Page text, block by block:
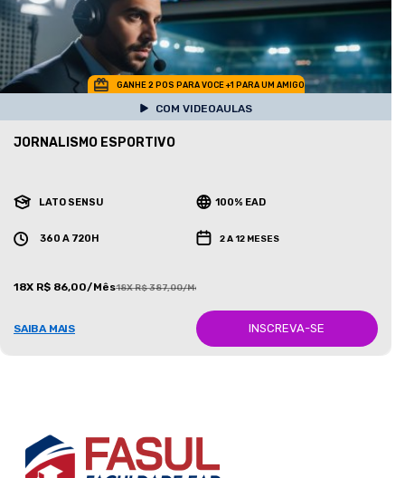
GANHE 2 POS PARA VOCE +1 PARA UM AMIGO
COM VIDEOAULAS
JORNALISMO ESPORTIVO
LATO SENSU 100% EAD
360 A 720H 2 A 12 MESES
18X R$ 86,00/Mês18X R$ 387,00/Mês
SAIBA MAIS INSCREVA-SE